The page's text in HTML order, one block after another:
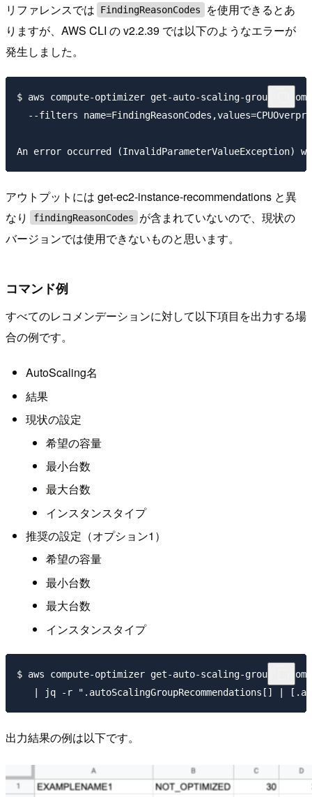
リファレンスでは FindingReasonCodes
を使用できるとあ
りますが、AWS CLI の v2.2.39 では以下のようなエラーが
発生しました。
$ aws compute-optimizer get-auto-scaling-group-
--filters
アウトプットには get-ec2-instance-recommendations と異
なり
findingReasonCodes
が含まれていないので、現状の
バージョンでは使用できないものと思います。
コマンド例
すべてのレコメンデーションに対して以下項目を出力する場
合の例です。
AutoScaling名
結果
現状の設定
希望の容量
最小台数
最大台数
インスタンスタイプ
推奨の設定（オプション1）
希望の容量
最小台数
最大台数
インスタンスタイプ
$ aws compute-optimizer get-auto-scaling-group-
出力結果の例は以下です。